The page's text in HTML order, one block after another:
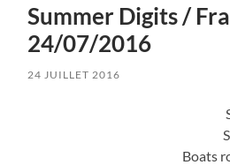
Summer Digits /
24/07/2016
24 JUILLET 2016
Boats